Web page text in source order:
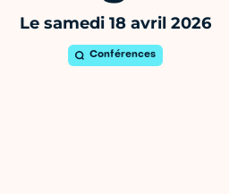
Le samedi 18 avril 2026
Conférences